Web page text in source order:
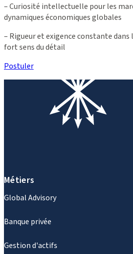
– Curiosité intellectuelle pour les
dynamiques économiques globales
– Rigueur et exigence constante
fort sens du détail
Postuler
Métiers
Global Advisory
Banque privée
Gestion d'actifs